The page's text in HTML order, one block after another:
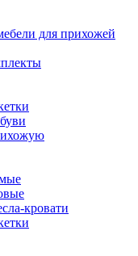
для прихожей
кровати